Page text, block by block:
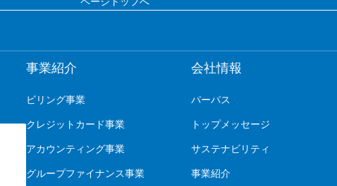
事業紹介
ビリング事業
クレジットカード事業
アカウンティング事業
グループファイナンス事業
会社情報
パーパス
トップメッセージ
サステナビリティ
事業紹介